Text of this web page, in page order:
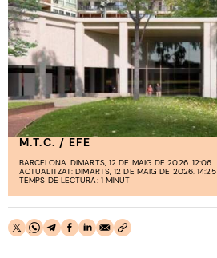
M.T.C. / EFE
BARCELONA. DIMARTS, 12 DE MAIG DE 2026. 12:06
ACTUALITZAT: DIMARTS, 12 DE MAIG DE 2026. 14:25
TEMPS DE LECTURA: 1 MINUT